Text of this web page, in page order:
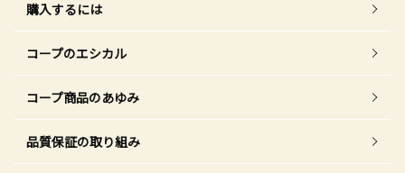
購入するには
コープのエシカル
コープ商品のあゆみ
品質保証の取り組み